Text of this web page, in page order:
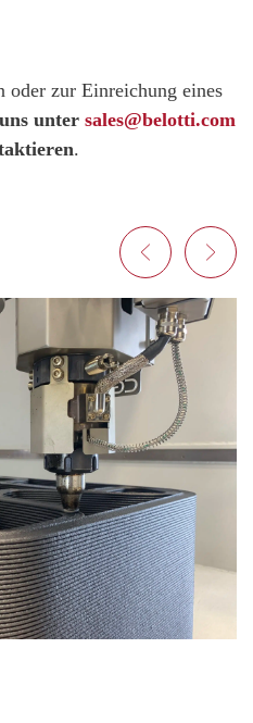
zur Einreichung eines
uns unter sales@belotti.com
.